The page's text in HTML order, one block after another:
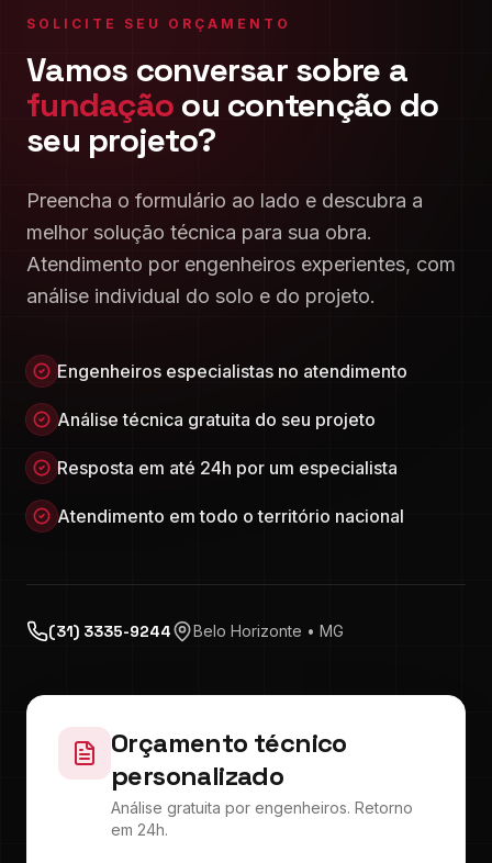
SOLICITE SEU ORÇAMENTO
Vamos conversar sobre a
fundação ou contenção do
seu projeto?
Preencha o formulário ao lado e descubra a
melhor solução técnica para sua obra.
Atendimento por engenheiros experientes, com
análise individual do solo e do projeto.
Engenheiros especialistas no atendimento
Análise técnica gratuita do seu projeto
Resposta em até 24h por um especialista
Atendimento em todo o território nacional
(31) 3335-9244 Belo Horizonte • MG
Orçamento técnico
personalizado
Análise gratuita por engenheiros. Retorno
em 24h.